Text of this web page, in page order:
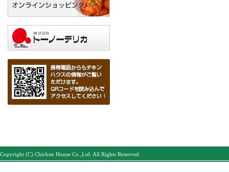
Copyright (C) Chicken House Co.,Ltd. All Rights Reserved.